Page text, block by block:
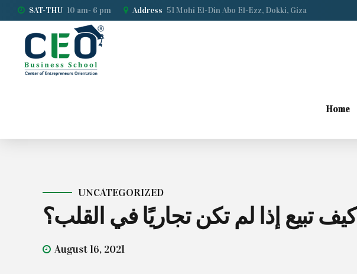
SAT-THU 10 am- 6 pm Address 51 Mohi El-Din Abo El-Ezz, Dokki, Giza
Home
UNCATEGORIZED
كيف تبيع إذا لم تكن تجاريًا في القلب؟
August 16, 2021